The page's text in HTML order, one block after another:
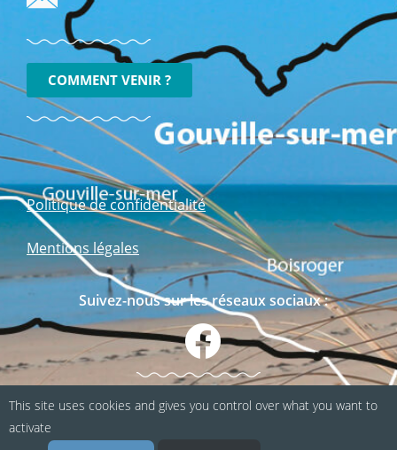
COMMENT VENIR ?
Politique de confidentialité
Mentions légales
Suivez-nous sur les réseaux sociaux :
This site uses cookies and gives you control over what you want to
activate